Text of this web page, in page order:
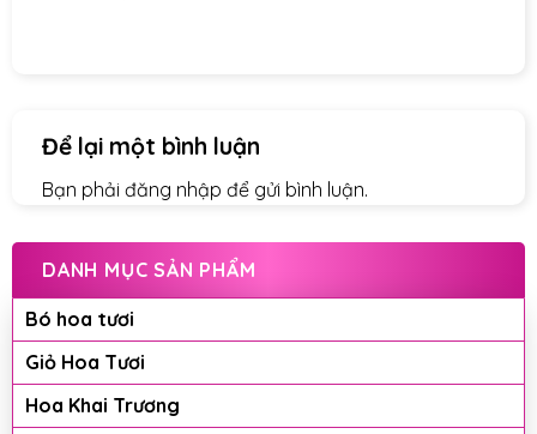
Để lại một bình luận
Bạn phải đăng nhập để gửi bình luận.
DANH MỤC SẢN PHẨM
Bó hoa tươi
Giỏ Hoa Tươi
Hoa Khai Trương